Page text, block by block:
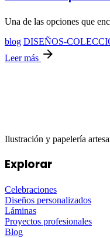
Una de las opciones que
blog DISEÑOS-
Leer más
Ilustración y papelería
Explorar
Celebraciones
Diseños personalizados
Láminas
Proyectos profesionales
Blog